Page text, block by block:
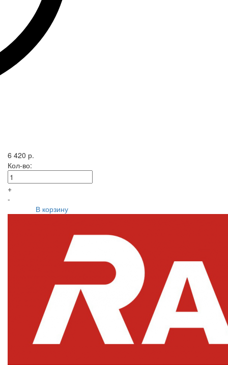
6 420 р.
Кол-во:
+
-
В корзину